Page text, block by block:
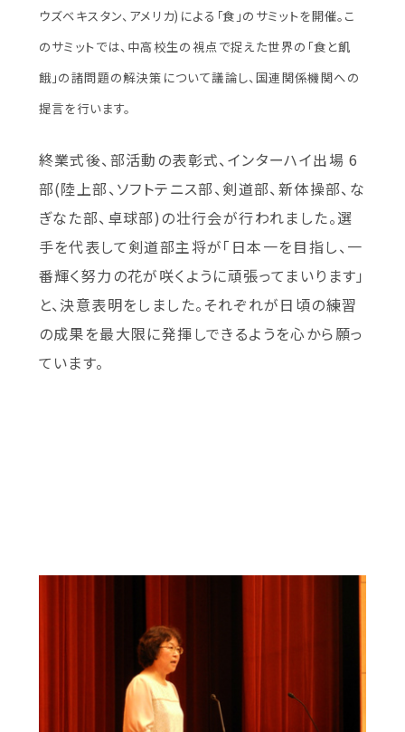
ウズベキスタン、アメリカ)による「食」のサミットを開催。こ
のサミットでは、中高校生の視点で捉えた世界の「食と飢
餓」の諸問題の解決策について議論し、国連関係機関への
提言を行います。
終業式後、部活動の表彰式、インターハイ出場 6
部(陸上部、ソフトテニス部、剣道部、新体操部、な
ぎなた部、卓球部)の壮行会が行われました。選
手を代表して剣道部主将が「日本一を目指し、一
番輝く努力の花が咲くように頑張ってまいります」
と、決意表明をしました。それぞれが日頃の練習
の成果を最大限に発揮しできるようを心から願っ
ています。